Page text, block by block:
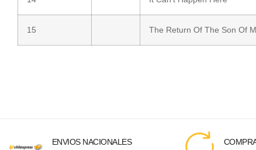
15 The Return Of The Son Of
ENVIOS NACIONALES